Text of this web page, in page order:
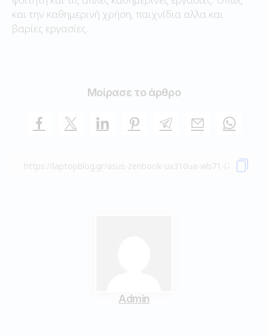
και την καθημερινή χρήση, παιχνίδια αλλα και
βαρίες εργασίες.
Μοίρασε το άρθρο
Admin